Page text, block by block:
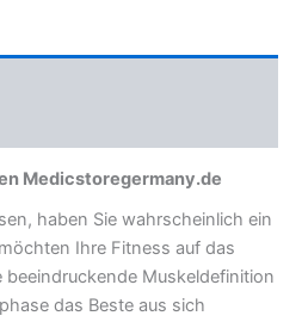
Medicstoregermany.de
haben Sie wahrscheinlich ein
Ihre Fitness auf das
beeindruckende Muskeldefinition
das Beste aus sich